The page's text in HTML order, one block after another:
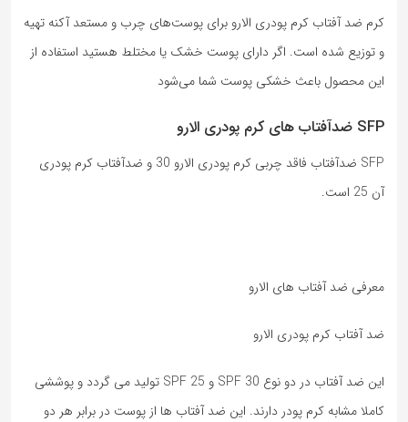
کرم ضد آفتاب کرم پودری الارو برای پوست‌های چرب و مستعد آکنه تهیه
و توزیع شده است. اگر دارای پوست خشک یا مختلط هستید استفاده از
این محصول باعث خشکی پوست شما می‌شود
SFP ضدآفتاب های کرم پودری الارو
SFP ضدآفتاب فاقد چربی کرم پودری الارو 30 و ضدآفتاب کرم پودری
آن 25 است.
معرفی ضد آفتاب های الارو
ضد آفتاب کرم پودری الارو
این ضد آفتاب در دو نوع SPF 30 و SPF 25 تولید می گردد و پوششی
کاملا مشابه کرم پودر دارند. این ضد آفتاب ها از پوست در برابر هر دو